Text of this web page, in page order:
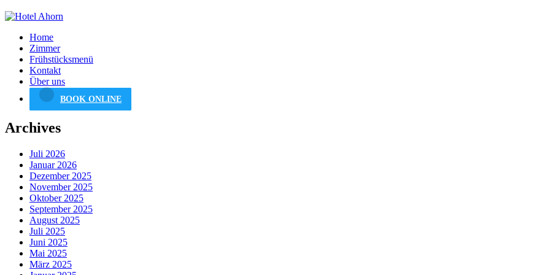
Home
Zimmer
Frühstücksmenü
Kontakt
Über uns
BOOK ONLINE
Archives
Juli 2026
Januar 2026
Dezember 2025
November 2025
Oktober 2025
September 2025
August 2025
Juli 2025
Juni 2025
Mai 2025
März 2025